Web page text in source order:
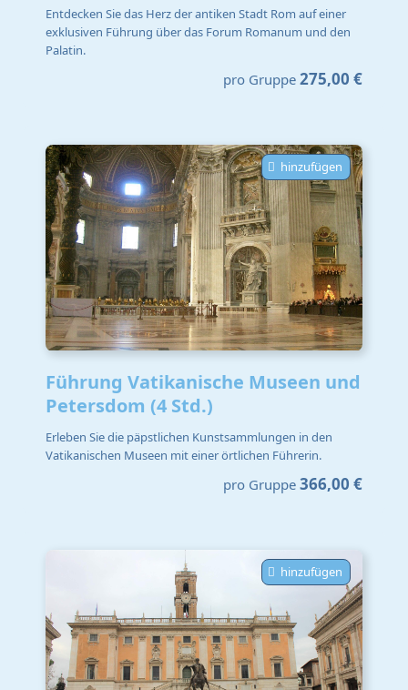
Entdecken Sie das Herz der antiken Stadt Rom auf einer
exklusiven Führung über das Forum Romanum und den
Palatin.
pro Gruppe 275,00 €
hinzufügen
Führung Vatikanische Museen und
Petersdom (4 Std.)
Erleben Sie die päpstlichen Kunstsammlungen in den
Vatikanischen Museen mit einer örtlichen Führerin.
pro Gruppe 366,00 €
hinzufügen